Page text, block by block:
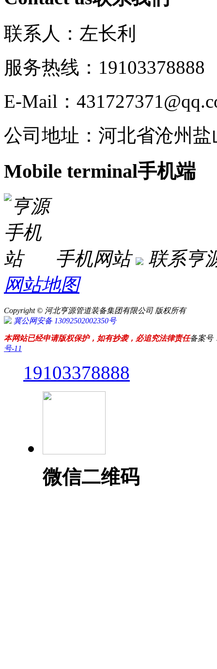
联系人：左长利
服务热线：19103378888
E-Mail：
公司地址：河北省沧州
Mobile terminal手机端
手机网站
联系亨
网站地图
Copyright © 河北亨源管道装备集团有限公司 版权所有
冀公网安备 13092502002350号
本网站已经申请版权保护，如有抄袭，必追究法律责任备案号
号-11
19103378888
微信二维码